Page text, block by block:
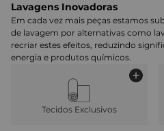
Lavagens Inovadoras
Em cada vez mais peças estamos
de lavagem por alternativas como
recriar estes efeitos, reduzindo
energia e produtos químicos.
Tecidos Exclusivos